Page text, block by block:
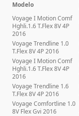
Modelo
Voyage I Motion Comf
Hghli.1.6 T.Flex 8V 4P
2016
Voyage Trendline 1.0
T.Flex 8V 4P 2016
Voyage I Motion Comf
Hghli.1.6 T.Flex 8V 4P
2016
Voyage Trendline 1.6
T.Flex 8V 4P 2016
Voyage Comfortline 1.0
8V Flex Gvi 2016